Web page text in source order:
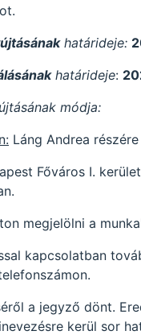
határideje:
határideje:
módja:
Láng Andrea részére
Főváros I.
megjelölni a
kapcsolatban
a jegyző dönt.
kerül sor